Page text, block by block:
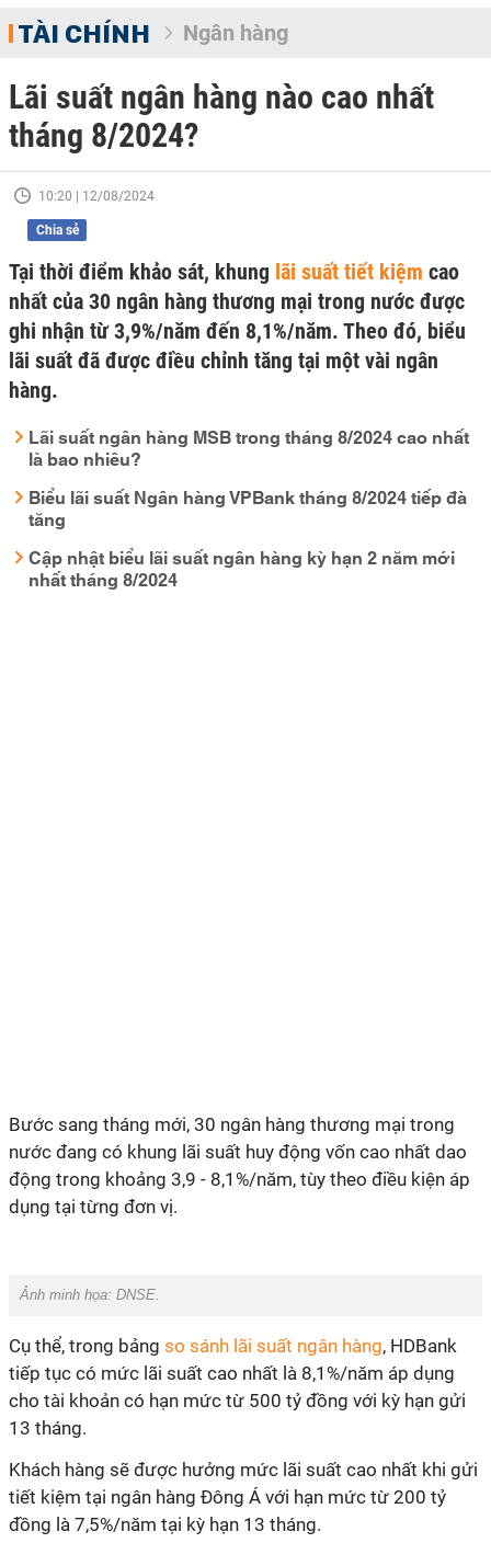
TÀI CHÍNH Ngân hàng
Lãi suất ngân hàng nào cao nhất
tháng 8/2024?
10:20 | 12/08/2024
Chia sẻ
Tại thời điểm khảo sát, khung lãi suất tiết kiệm cao
nhất của 30 ngân hàng thương mại trong nước được
ghi nhận từ 3,9%/năm đến 8,1%/năm. Theo đó, biểu
lãi suất đã được điều chỉnh tăng tại một vài ngân
hàng.
Lãi suất ngân hàng MSB trong tháng 8/2024 cao nhất
là bao nhiêu?
Biểu lãi suất Ngân hàng VPBank tháng 8/2024 tiếp đà
tăng
Cập nhật biểu lãi suất ngân hàng kỳ hạn 2 năm mới
nhất tháng 8/2024
Bước sang tháng mới, 30 ngân hàng thương mại trong
nước đang có khung lãi suất huy động vốn cao nhất dao
động trong khoảng 3,9 - 8,1%/năm, tùy theo điều kiện áp
dụng tại từng đơn vị.
Ảnh minh họa: DNSE.
Cụ thể, trong bảng so sánh lãi suất ngân hàng, HDBank
tiếp tục có mức lãi suất cao nhất là 8,1%/năm áp dụng
cho tài khoản có hạn mức từ 500 tỷ đồng với kỳ hạn gửi
13 tháng.
Khách hàng sẽ được hưởng mức lãi suất cao nhất khi gửi
tiết kiệm tại ngân hàng Đông Á với hạn mức từ 200 tỷ
đồng là 7,5%/năm tại kỳ hạn 13 tháng.